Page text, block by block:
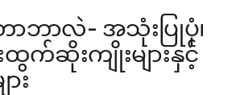
ာဘာလဲ- အသုံးပြုပုံ၊
က်ဆိုးကျိုးများနှင့်
း